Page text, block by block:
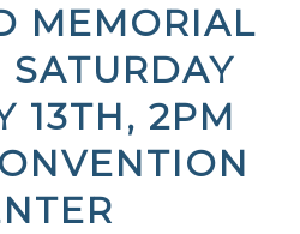
MEMORIAL
SATURDAY
13TH, 2PM